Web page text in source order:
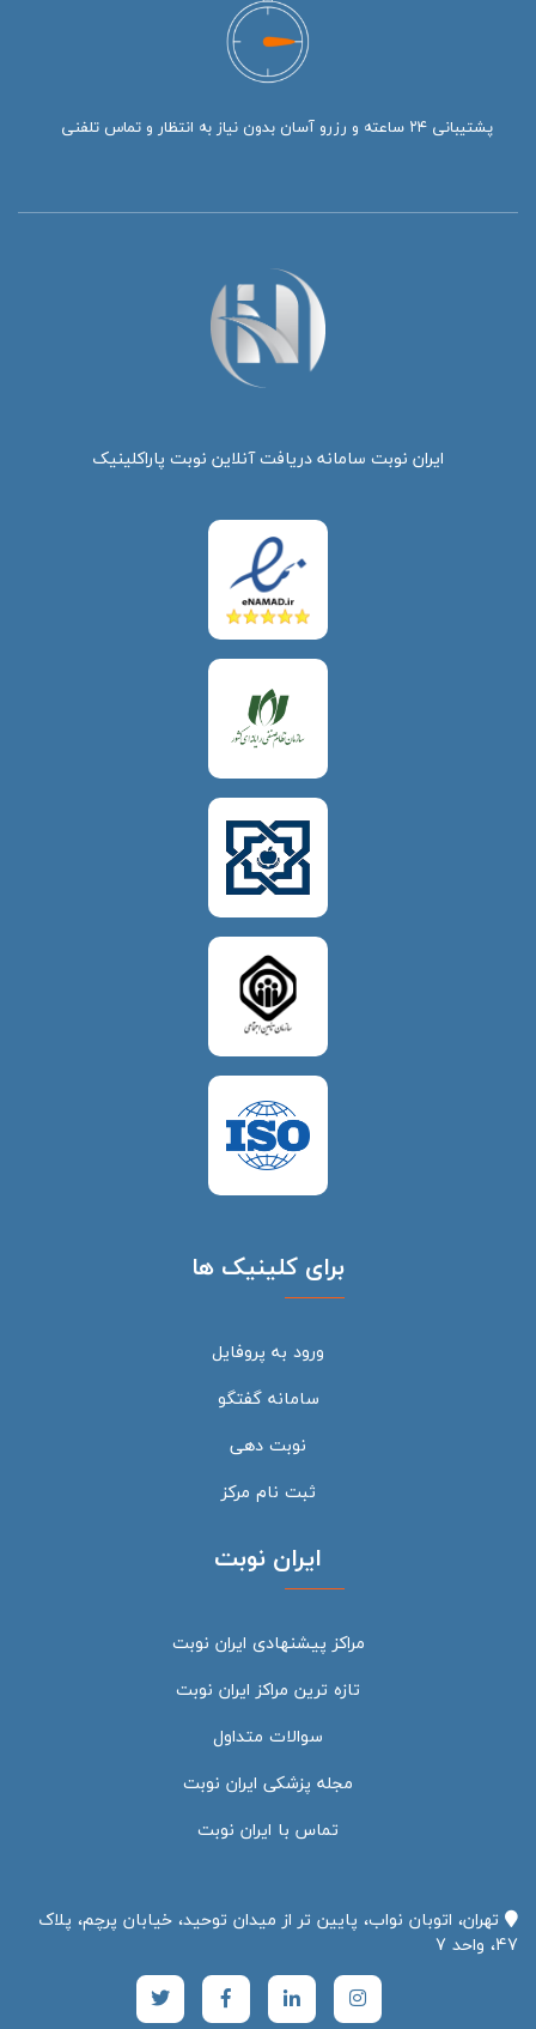
پشتیبانی ۲۴ ساعته و رزرو آسان بدون نیاز به انتظار و تماس تلفنی
ایران نوبت سامانه دریافت آنلاین نوبت پاراکلینیک
برای کلینیک ها
ورود به پروفایل
سامانه گفتگو
نوبت دهی
ثبت نام مرکز
ایران نوبت
مراکز پیشنهادی ایران نوبت
تازه ترین مراکز ایران نوبت
سوالات متداول
مجله پزشکی ایران نوبت
تماس با ایران نوبت
تهران، اتوبان نواب، پایین تر از میدان توحید، خیابان پرچم، پلاک
47، واحد 7